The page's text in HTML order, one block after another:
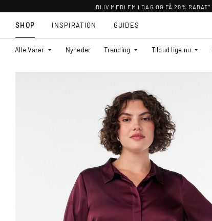
BLIV MEDLEM I DAG OG FÅ 20% RABAT*
SHOP
Alle Varer Nyheder Trending Tilbud lige nu
INSPIRATION GUIDES